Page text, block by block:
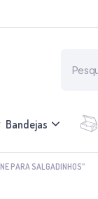
Bandejas
PARA SALGADINHOS”